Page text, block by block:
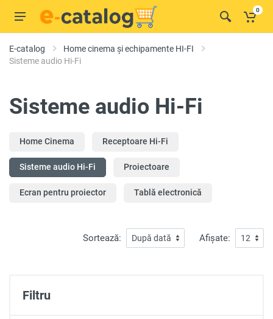
0
E-catalog
Home cinema și echipamente HI-FI
Sisteme audio Hi-Fi
Sisteme audio Hi-Fi
Home Cinema Receptoare Hi-Fi
Sisteme audio Hi-Fi Proiectoare
Ecran pentru proiector Tablă electronică
Filtru
Sortează: Afișate: